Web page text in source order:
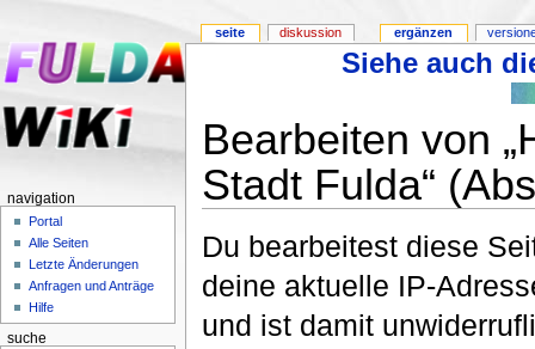
Siehe auch
Bearbeiten von
Stadt Fulda“
Du bearbeitest diese
deine aktuelle IP-
und ist damit
seite diskussion ergänzen
navigation
Portal
Alle Seiten
Letzte Änderungen
Anfragen und Anträge
Hilfe
suche